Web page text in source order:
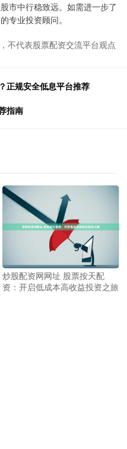
市中行稳致远。如需进一步了
专业投资顾问。
不代表股票配资交流平台观点
正规安全低息平台推荐
指南
炒股配资网网址 股票按天配
资：开启低成本高收益投资之旅